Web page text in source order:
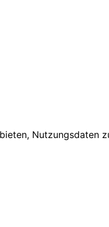
Nutzungsdaten